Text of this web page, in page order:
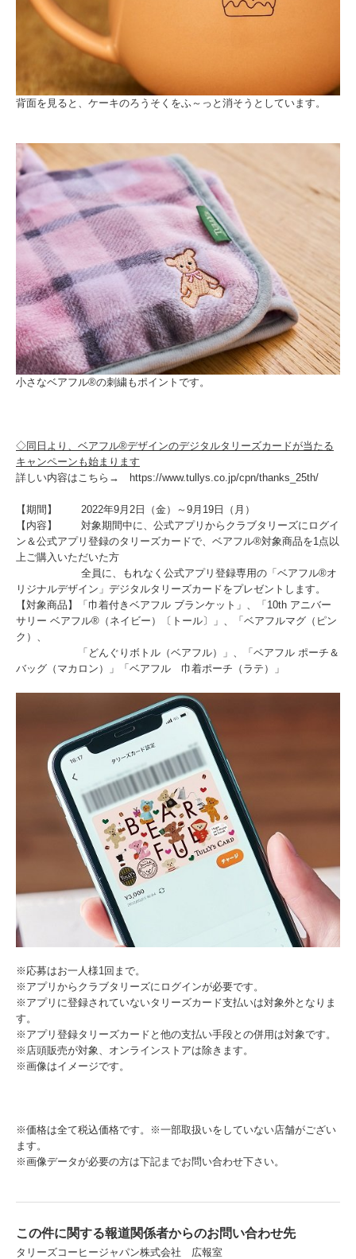
背面を見ると、ケーキのろうそくをふ～っと消そうとしています。
小さなベアフル®の刺繍もポイントです。
◇同日より、ベアフル®デザインのデジタルタリーズカードが当たる
キャンペーンも始まります
詳しい内容はこちら→
https://www.tullys.co.jp/cpn/thanks_25th/
【期間】 2022年9月2日（金）～9月19日（月）
【内容】 対象期間中に、公式アプリからクラブタリーズにログイ
ン＆公式アプリ登録のタリーズカードで、ベアフル®対象商品を1点以
上ご購入いただいた方
全員に、もれなく公式アプリ登録専用の「ベアフル®オ
リジナルデザイン」デジタルタリーズカードをプレゼントします。
【対象商品】「巾着付きベアフル ブランケット」、「10th アニバー
サリー ベアフル®（ネイビー）〔トール〕」、「ベアフルマグ（ピン
ク）、
「どんぐりボトル（ベアフル）」、「ベアフル ポーチ＆
バッグ（マカロン）」「ベアフル 巾着ポーチ（ラテ）」
※応募はお一人様1回まで。
※アプリからクラブタリーズにログインが必要です。
※アプリに登録されていないタリーズカード支払いは対象外となりま
す。
※アプリ登録タリーズカードと他の支払い手段との併用は対象です。
※店頭販売が対象、オンラインストアは除きます。
※画像はイメージです。
※価格は全て税込価格です。※一部取扱いをしていない店舗がござい
ます。
※画像データが必要の方は下記までお問い合わせ下さい。
この件に関する報道関係者からのお問い合わせ先
タリーズコーヒージャパン株式会社 広報室